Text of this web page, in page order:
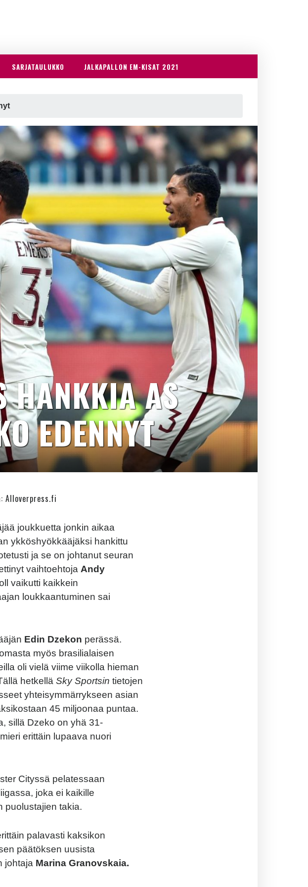
SARJATAULUKKO JALKAPALLON EM-KISAT 2021
HANKKIA AS
EDENNYT
Alloverpress.fi
joukkuetta jonkin aikaa
ykköshyökkääjäksi hankittu
ja se on johtanut seuran
vaihtoehtoja Andy
vaikutti kaikkein
loukkaantuminen sai
Edin Dzekon perässä.
myös brasilialaisen
oli vielä viime viikolla hieman
hetkellä Sky Sportsin tietojen
yhteisymmärrykseen asian
45 miljoonaa puntaa.
sillä Dzeko on yhä 31-
erittäin lupaava nuori
Cityssä pelatessaan
joka ei kaikille
puolustajien takia.
palavasti kaksikon
päätöksen uusista
johtaja Marina Granovskaia.